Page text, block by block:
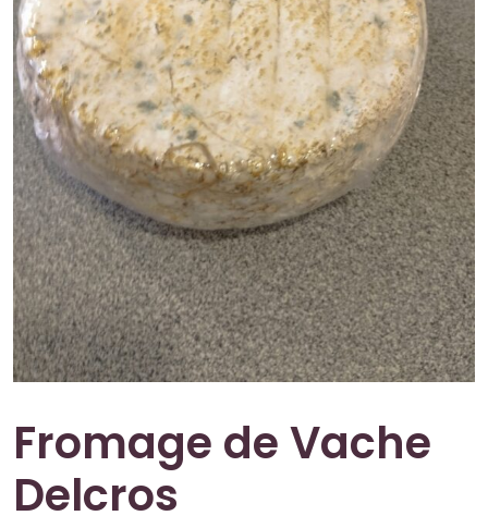
Fromage de Vache
Delcros